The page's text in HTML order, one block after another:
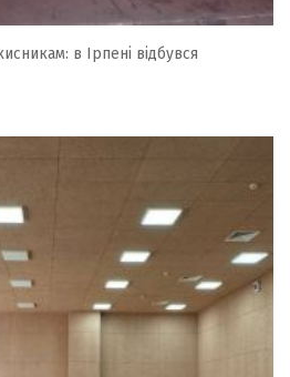
в Ірпені відбувся